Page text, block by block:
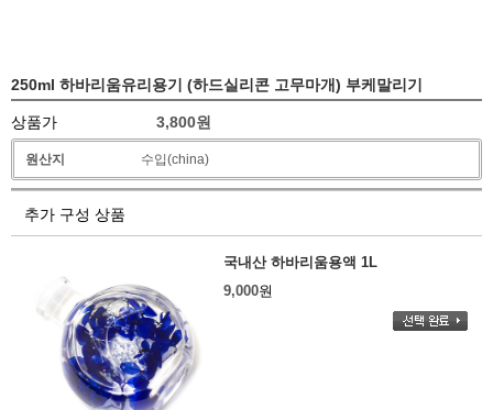
250ml 하바리움유리용기 (하드실리콘 고무마개) 부케말리기
상품가 3,800원
원산지 수입(china)
추가 구성 상품
국내산 하바리움용액 1L
9,000원